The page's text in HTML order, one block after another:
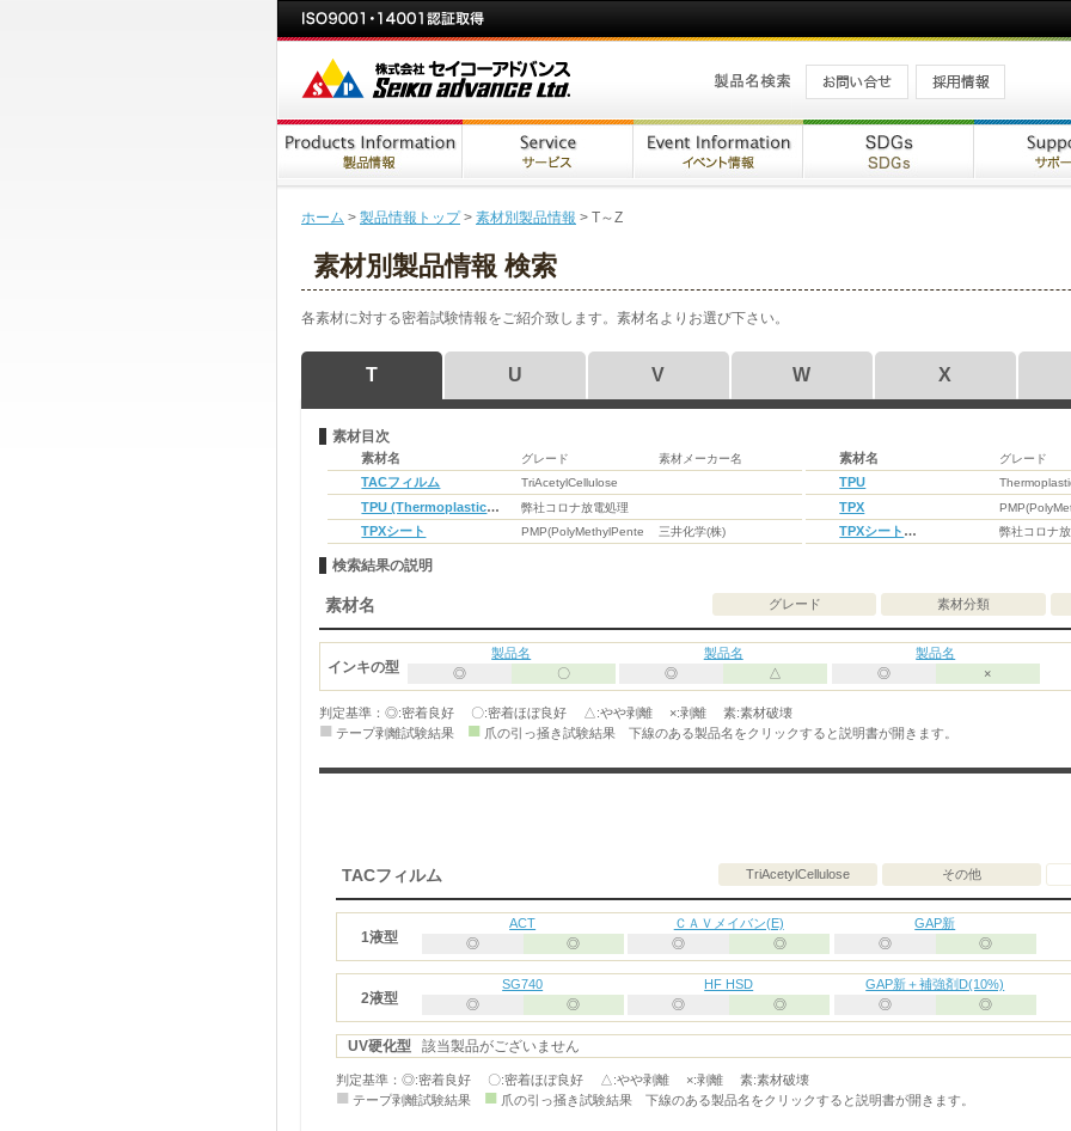
ホーム > 製品情報トップ> 素材別製品情報 > T～Z
素材別製品情報 検索
各素材に対する密着試験情報をご紹介致します。素材名よりお選び下さい。
T U V W X
素材目次
素材名 グレード 素材メーカー名 素材名 グレード
TACフィルム TriAcetylCellulose TPU
TPU (Thermoplastic
Polyurethane)
弊社コロナ放電処理 TPX
TPXシート PMP(PolyMethylPentene)三井化学(株)
TPXシート
(PMP(PolyMethylPentene))
弊社コロナ
検索結果の説明
素材名 グレード 素材分類
インキの型
製品名
◎
〇
製品名
◎
△
製品名
◎
×
判定基準：◎:密着良好 〇:密着ほぼ良好 △:やや剥離 ×:剥離 素:素材破壊
■ テープ剥離試験結果 ■ 爪の引っ掻き試験結果 下線のある製品名をクリックすると説明書が開きます。
TACフィルム TriAcetylCellulose その他
1液型
ACT
◎
◎
ＣＡＶメイバン(E)
◎
◎
GAP新
◎
◎
2液型
SG740
◎
◎
HF HSD
◎
◎
GAP新＋補強剤D(10%)
◎
◎
UV硬化型 該当製品がございません
判定基準：◎:密着良好 〇:密着ほぼ良好 △:やや剥離 ×:剥離 素:素材破壊
■ テープ剥離試験結果 ■ 爪の引っ掻き試験結果 下線のある製品名をクリックすると説明書が開きます。